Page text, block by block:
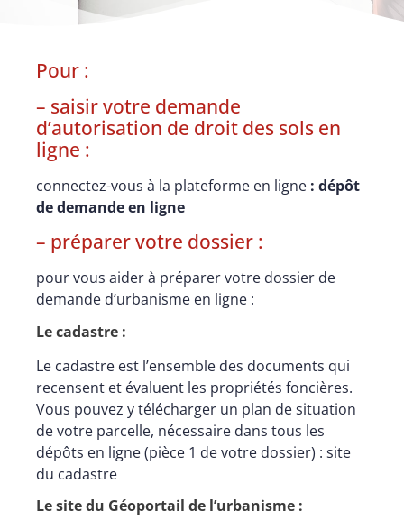
Pour :
– saisir votre demande
d’autorisation de droit des sols en
ligne :
connectez-vous à la plateforme en ligne : dépôt
de demande en ligne
– préparer votre dossier :
pour vous aider à préparer votre dossier de
demande d’urbanisme en ligne :
Le cadastre :
Le cadastre est l’ensemble des documents qui
recensent et évaluent les propriétés foncières.
Vous pouvez y télécharger un plan de situation
de votre parcelle, nécessaire dans tous les
dépôts en ligne (pièce 1 de votre dossier) : site
du cadastre
Le site du Géoportail de l’urbanisme :